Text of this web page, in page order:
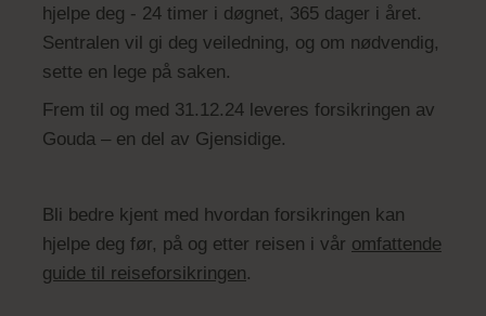
hjelpe deg - 24 timer i døgnet, 365 dager i året.
Sentralen vil gi deg veiledning, og om nødvendig,
sette en lege på saken.
Frem til og med 31.12.24 leveres forsikringen av
Gouda – en del av Gjensidige.
Bli bedre kjent med hvordan forsikringen kan
hjelpe deg før, på og etter reisen i vår omfattende
guide til reiseforsikringen.